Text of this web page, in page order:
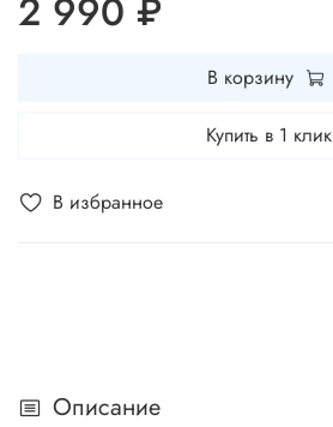
В избранное
2 990 ₽
В корзину
Купить в 1 клик
Описание